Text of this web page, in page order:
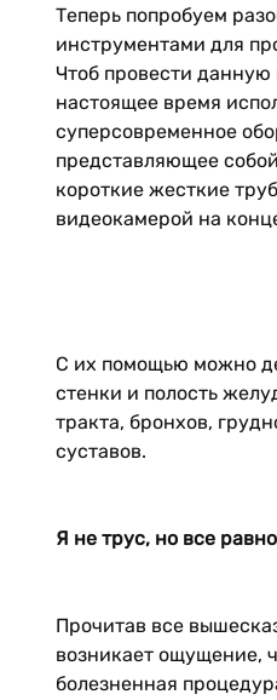
Теперь попробуем
инструментами для
Чтоб провести данную
настоящее время
суперсовременное
представляющее
короткие жесткие
видеокамерой на
С их помощью можно
стенки и полость
тракта, бронхов,
суставов.
Я не трус, но все
Прочитав все
возникает ощущение,
болезненная